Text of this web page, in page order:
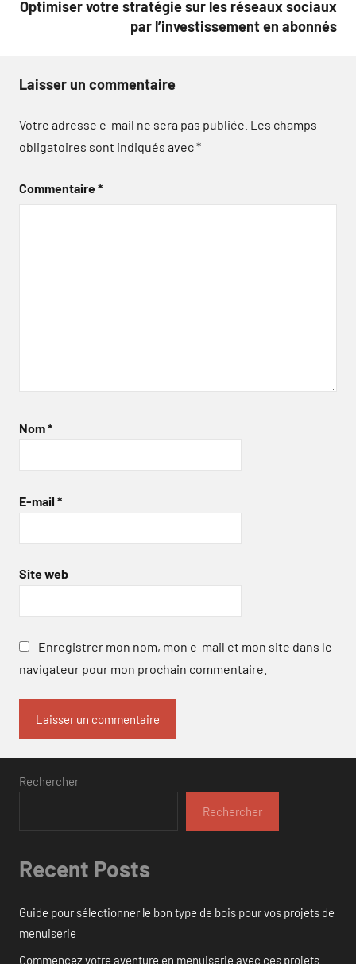
Optimiser votre stratégie sur les réseaux sociaux
par l’investissement en abonnés
Laisser un commentaire
Votre adresse e-mail ne sera pas publiée. Les champs
obligatoires sont indiqués avec*
Commentaire*
Nom*
E-mail *
Site web
Enregistrer mon nom, mon e-mail et mon site dans le
navigateur pour mon prochain commentaire.
Rechercher
Rechercher
Recent Posts
Guide pour sélectionner le bon type de bois pour vos projets de
menuiserie
Commencez votre aventure en menuiserie avec ces projets